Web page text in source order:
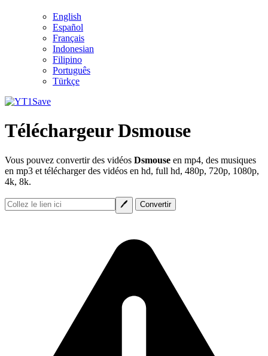
English
Español
Français
Indonesian
Filipino
Português
Türkçe
Téléchargeur Dsmouse
Vous pouvez convertir des vidéos Dsmouse en mp4, des musiques
en mp3 et télécharger des vidéos en hd, full hd, 480p, 720p, 1080p,
4k, 8k.